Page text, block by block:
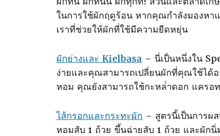
ในการใช้ผักฤดูร้อน หากคุณกําลังมองหา
เราที่ช่วยให้ผักที่ใช้มีความยืดหยุ่น
ผักย่างและ Kielbasa – นี่เป็นหนึ่งใน
ง่ายและคุณสามารถเปลี่ยนผักที่คุณใช้ได้
หอม คุณยังสามารถใช้กะหล่ําดอก แครอ
ไส้กรอกและกระทะผัก – สูตรนี้เป็นการผ
หอมสับ 1 ถ้วย ขึ้นฉ่ายสับ 1 ถ้วย และผักนิ่